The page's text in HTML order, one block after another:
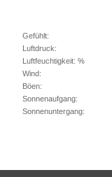
Gefühlt:
Luftdruck:
Luftfeuchtigkeit: %
Wind:
Böen:
Sonnenaufgang:
Sonnenuntergang: